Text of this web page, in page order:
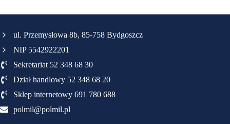
ul. Przemysłowa 8b, 85-758 Bydgoszcz
NIP 5542922201
Sekretariat 52 348 68 30
Dział handlowy 52 348 68 20
Sklep internetowy 691 780 688
polmil@polmil.pl